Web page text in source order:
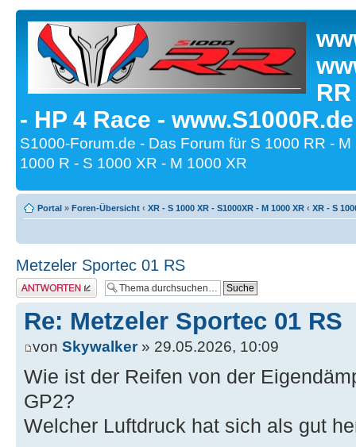
- HP 4 Race -
S1000-Forum.de - Das Forum für S 1000 RR -
1000 R - S 1000 XR - M 1000 XR
Portal » Foren-Übersicht ‹ XR - S 1000 XR - S1000XR - M 1000 XR ‹ XR - S
Metzeler Sportec 01 RS
Antwort erstellen
Re: Metzeler Sportec 01 RS
von Skywalker» 29.05.2026, 10:09
Wie ist der Reifen von der
GP2?
Welcher Luftdruck hat sich als gut